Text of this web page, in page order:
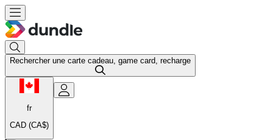
Rechercher une carte cadeau, game card, recharge
fr
CAD (CA$)